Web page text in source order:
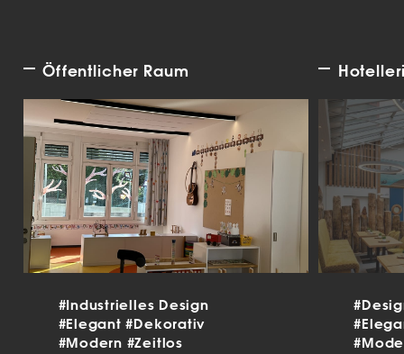
Öffentlicher Raum
#Industrielles Design
#Elegant#Dekorativ
#Modern #Zeitlos